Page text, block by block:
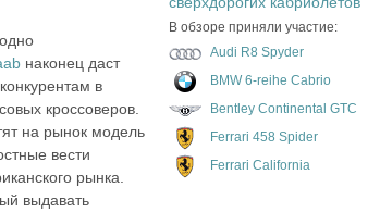
наконец даст
в
кроссоверов.
на рынок модель
вести
рынка.
выдавать
В обзоре приняли участие:
Audi R8 Spyder
BMW 6-reihe Cabrio
Bentley Continental GTC
Ferrari 458 Spider
Ferrari California